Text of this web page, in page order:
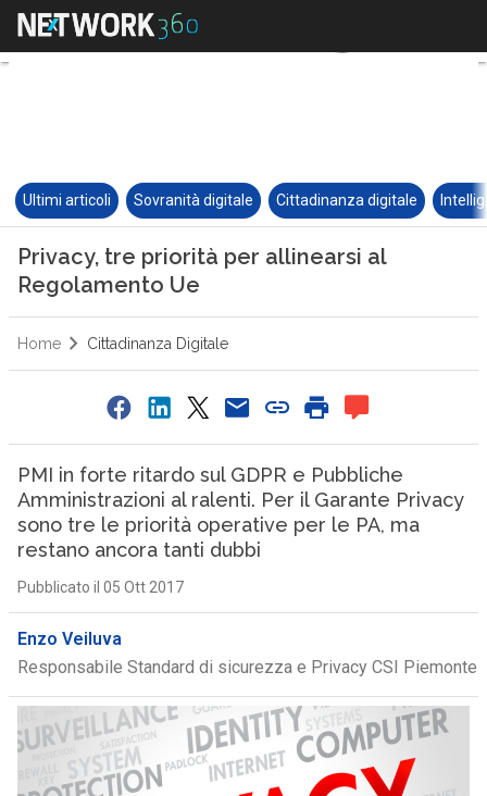
Ultimi articoli Sovranità digitale Cittadinanza digitale
Privacy, tre priorità per allinearsi al
Regolamento Ue
Home Cittadinanza Digitale
PMI in forte ritardo sul GDPR e Pubbliche
Amministrazioni al ralenti. Per il Garante Privacy
sono tre le priorità operative per le PA, ma
restano ancora tanti dubbi
Pubblicato il 05 Ott 2017
Enzo Veiluva
Responsabile Standard di sicurezza e Privacy CSI Piemonte